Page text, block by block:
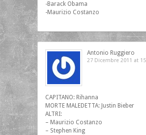
-Barack Obama
-Maurizio Costanzo
Antonio Ruggiero
27 Dicembre 2011 at
CAPITANO: Rihanna
MORTE MALEDETTA: Justin Bieber
ALTRI:
– Maurizio Costanzo
– Stephen King